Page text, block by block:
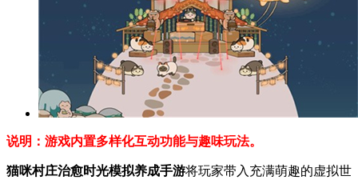
说明：游戏内置多样化互动功能与趣味玩法。
猫咪村庄治愈时光模拟养成手游将玩家带入充满萌趣的虚拟世